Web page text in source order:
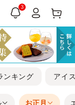
3
ンキング アイ
お正月